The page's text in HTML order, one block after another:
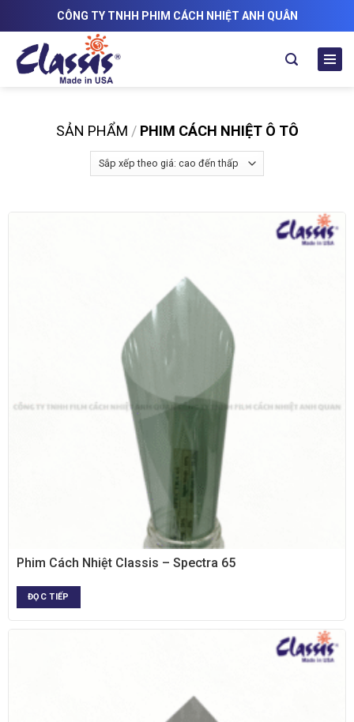
content
CÔNG TY TNHH PHIM CÁCH NHIỆT ANH QUÂN
SẢN PHẨM /PHIM CÁCH NHIỆT Ô TÔ
XEM NHANH
Phim Cách Nhiệt Classis – Spectra 65
ĐỌC TIẾP